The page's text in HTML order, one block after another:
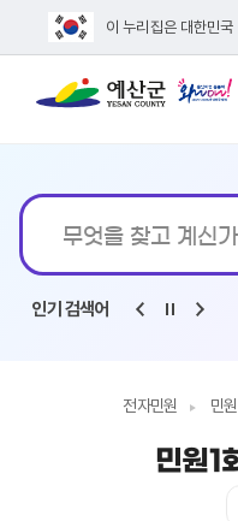
이 누리집은 대한민
인기 검색어
전자민원 민
민원1